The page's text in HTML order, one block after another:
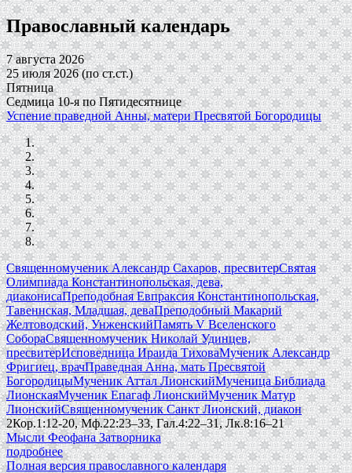
Православный календарь
7 августа 2026
25 июля 2026 (по ст.ст.)
Пятница
Седмица 10-я по Пятидесятнице
Успение праведной Анны, матери Пресвятой Богородицы
Священномученик Александр Сахаров, пресвитерСвятая
Олимпиада Константинопольская, дева,
диаконисаПреподобная Евпраксия Константинопольская,
Тавеннская, Младшая, деваПреподобный Макарий
Желтоводский, УнженскийПамять V Вселенского
СобораСвященномученик Николай Удинцев,
пресвитерИсповедница Ираида ТиховаМученик Александр
Фригиец, врачПраведная Анна, мать Пресвятой
БогородицыМученик Аттал ЛионскийМученица Библиада
ЛионскаяМученик Епагаф ЛионскийМученик Матур
ЛионскийСвященномученик Санкт Лионский, диакон
2Кор.1:12-20, Мф.22:23–33, Гал.4:22–31, Лк.8:16–21
Мысли Феофана Затворника
подробнее
Полная версия православного календаря